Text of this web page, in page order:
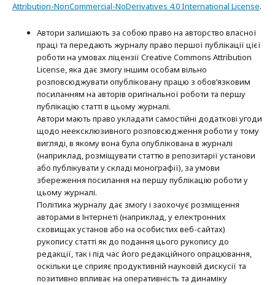
Attribution-NonCommercial-NoDerivatives 4.0 International License.
Автори залишають за собою право на авторство власної
праці та передають журналу право першої публікації цієї
роботи на умовах ліцензії Creative Commons Attribution
License, яка дає змогу іншим особам вільно
розповсюджувати опубліковану працю з обов’язковим
посиланням на авторів оригінальної роботи та першу
публікацію статті в цьому журналі.
Автори мають право укладати самостійні додаткові угоди
щодо неексклюзивного розповсюдження роботи у тому
вигляді, в якому вона була опублікована в журналі
(наприклад, розміщувати статтю в репозитарії установи
або публікувати у складі монографії), за умови
збереження посилання на першу публікацію роботи у
цьому журналі.
Політика журналу дає змогу і заохочує розміщення
авторами в Інтернеті (наприклад, у електронних
сховищах установ або на особистих веб-сайтах)
рукопису статті як до подання цього рукопису до
редакції, так і під час його редакційного опрацювання,
оскільки це сприяє продуктивній науковій дискусії та
позитивно впливає на оперативність та динаміку